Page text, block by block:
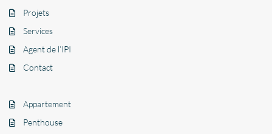
Projets
Services
Agent de l’IPI
Contact
Appartement
Penthouse